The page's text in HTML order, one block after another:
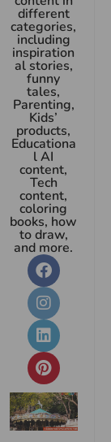
different
categories,
including
inspiration
al stories,
funny
tales,
Parenting,
Kids’
products,
Educationa
l AI
content,
Tech
content,
coloring
books, how
to draw,
and more.